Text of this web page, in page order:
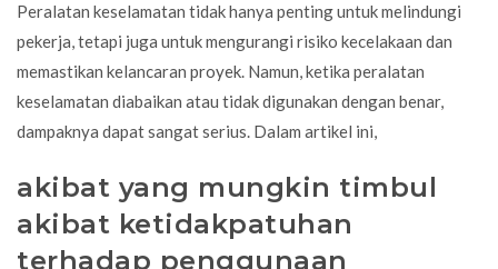
Peralatan keselamatan tidak hanya penting untuk melindungi
pekerja, tetapi juga untuk mengurangi risiko kecelakaan dan
memastikan kelancaran proyek. Namun, ketika peralatan
keselamatan diabaikan atau tidak digunakan dengan benar,
dampaknya dapat sangat serius. Dalam artikel ini,
akibat yang mungkin timbul
akibat ketidakpatuhan
terhadap penggunaan